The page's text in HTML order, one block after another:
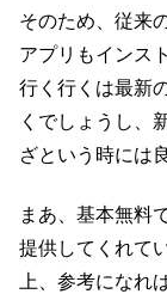
そのため、従来
アプリもインス
行く行くは最新
くでしょうし、
ざという時には
まあ、基本無料
提供してくれて
上、参考になれ